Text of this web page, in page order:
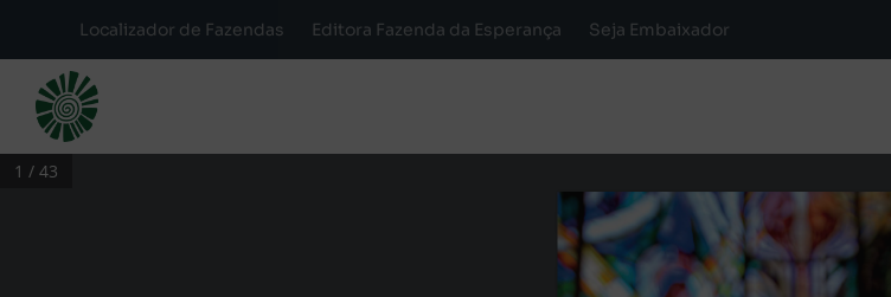
Localizador de Fazendas Editora Fazenda da Esperança Seja Embaixador
1 / 43